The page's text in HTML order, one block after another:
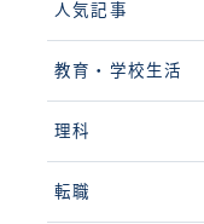
人気記事
教育・学校生活
理科
転職